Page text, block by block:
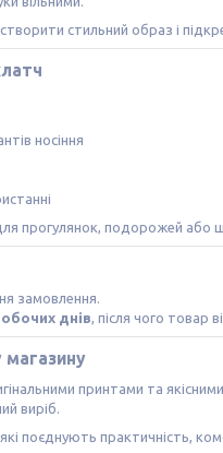
стильний образ і
носіння
прогулянок, подорожей або
замовлення.
днів , після чого товар
принтами та
виріб.
поєднують практичність,